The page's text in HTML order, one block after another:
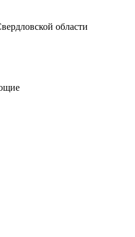
области